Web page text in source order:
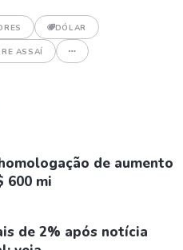
DÓLAR
ASSAÍ
de aumento
600 mi
de 2% após notícia